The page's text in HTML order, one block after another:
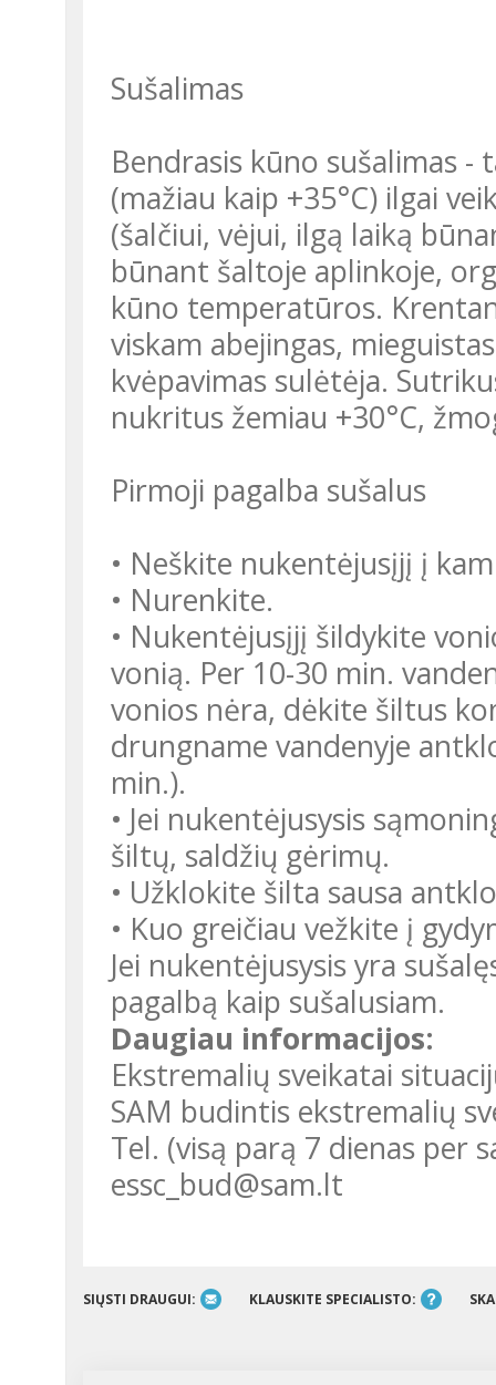
Sušalimas
Bendrasis kūno sušalimas
(mažiau kaip +35°C) ilgai
(šalčiui, vėjui, ilgą laiką
būnant šaltoje aplinkoje,
kūno temperatūros.
viskam abejingas,
kvėpavimas sulėtėja.
nukritus žemiau +30°C,
Pirmoji pagalba sušalus
• Neškite nukentėjusįjį į
• Nurenkite.
• Nukentėjusįjį šildykite
vonią. Per 10-30 min.
vonios nėra, dėkite šiltus
drungname vandenyje
min.).
• Jei nukentėjusysis
šiltų, saldžių gėrimų.
• Užklokite šilta sausa
• Kuo greičiau vežkite į
Jei nukentėjusysis yra
pagalbą kaip sušalusiam.
Daugiau informacijos:
Ekstremalių sveikatai
SAM budintis ekstremalių
Tel. (visą parą 7 dienas per
essc_bud@sam.lt
SIŲSTI DRAUGUI: KLAUSKITE SPECIALISTO: